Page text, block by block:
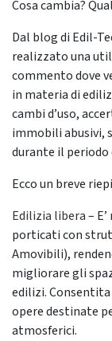
Cosa cambia?
Dal blog di Edil-
realizzato una
commento dove
in materia di
cambi d’uso,
immobili abusivi,
durante il periodo
Ecco un breve
Edilizia libera–
porticati con
Amovibili),
migliorare gli
edilizi.
opere destinate
atmosferici.